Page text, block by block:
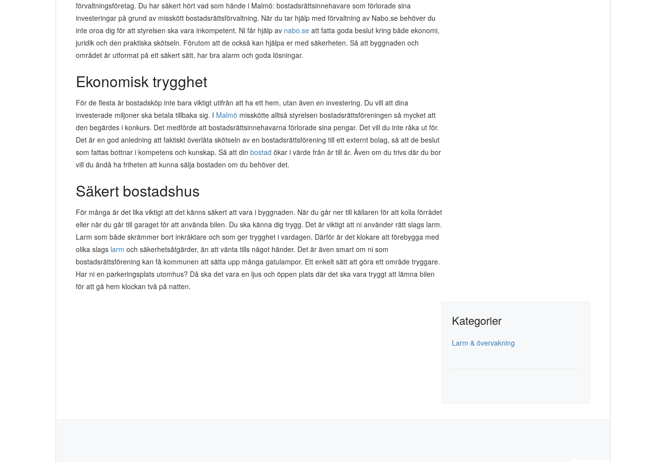
förvaltningsföretag. Du har säkert hört vad som hände i Malmö: bostadsrättsinnehavare som förlorade sina
investeringar på grund av misskött bostadsrättsförvaltning. När du tar hjälp med förvaltning av Nabo.se behöver du
inte oroa dig för att styrelsen ska vara inkompetent. Ni får hjälp av nabo.se att fatta goda beslut kring både ekonomi,
juridik och den praktiska skötseln. Förutom att de också kan hjälpa er med säkerheten. Så att byggnaden och
området är utformat på ett säkert sätt, har bra alarm och goda lösningar.
Ekonomisk trygghet
För de flesta är bostadsköp inte bara viktigt utifrån att ha ett hem, utan även en investering. Du vill att dina
investerade miljoner ska betala tillbaka sig. I Malmö misskötte alltså styrelsen bostadsrättsföreningen så mycket att
den begärdes i konkurs. Det medförde att bostadsrättsinnehavarna förlorade sina pengar. Det vill du inte råka ut för.
Det är en god anledning att faktiskt överlåta skötseln av en bostadsrättsförening till ett externt bolag, så att de beslut
som fattas bottnar i kompetens och kunskap. Så att din bostad ökar i värde från år till år. Även om du trivs där du bor
vill du ändå ha friheten att kunna sälja bostaden om du behöver det.
Säkert bostadshus
För många är det lika viktigt att det känns säkert att vara i byggnaden. När du går ner till källaren för att kolla förrådet
eller när du går till garaget för att använda bilen. Du ska känna dig trygg. Det är viktigt att ni använder rätt slags larm.
Larm som både skrämmer bort inkräktare och som ger trygghet i vardagen. Därför är det klokare att förebygga med
olika slags larm och säkerhetsåtgärder, än att vänta tills något händer. Det är även smart om ni som
bostadsrättsförening kan få kommunen att sätta upp många gatulampor. Ett enkelt sätt att göra ett område tryggare.
Har ni en parkeringsplats utomhus? Då ska det vara en ljus och öppen plats där det ska vara tryggt att lämna bilen
för att gå hem klockan två på natten.
Kategorier
Larm & övervakning